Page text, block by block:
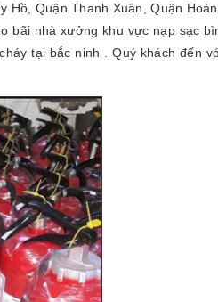
Quận Thanh Xuân, Quận
bãi nhà xưởng khu vực nạp sạc
tại bắc ninh . Quý khách đến